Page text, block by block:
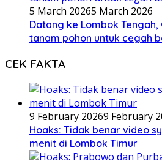
5 March 20265 March 2026
Datang ke Lombok
tanam pohon untuk cegah
CEK FAKTA
9 February 20269 February
Hoaks: Tidak benar video
menit di Lombok Timur